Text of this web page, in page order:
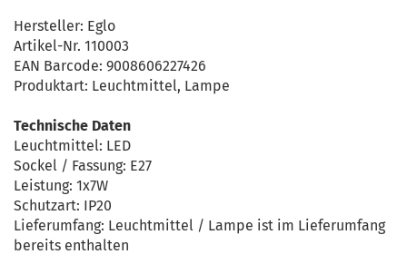
Hersteller: Eglo
Artikel-Nr. 110003
EAN Barcode: 9008606227426
Produktart: Leuchtmittel, Lampe
Technische Daten
Leuchtmittel: LED
Sockel / Fassung: E27
Leistung: 1x7W
Schutzart: IP20
Lieferumfang: Leuchtmittel / Lampe ist im Lieferumfang
bereits enthalten